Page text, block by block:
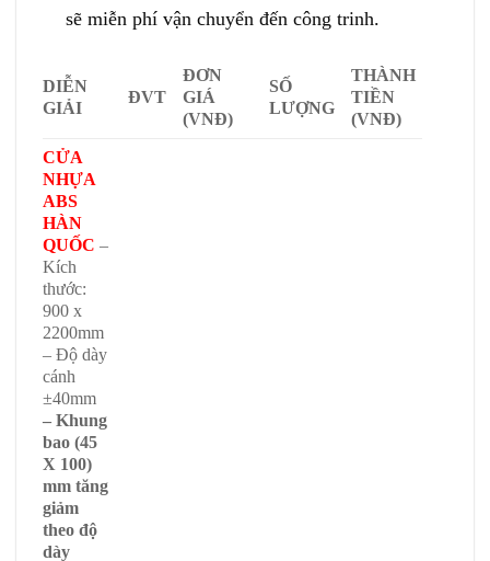
sẽ miễn phí vận chuyển đến công trinh.
DIỄN
GIẢI
ĐVT
ĐƠN
GIÁ
(VNĐ)
SỐ
LƯỢNG
THÀNH
TIỀN
(VNĐ)
CỬA
NHỰA
ABS
HÀN
QUỐC –
Kích
thước:
900 x
2200mm
– Độ dày
cánh
±40mm
– Khung
bao (45
X 100)
mm tăng
giảm
theo độ
dày